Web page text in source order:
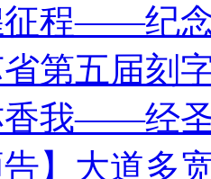
征程——纪
第五届刻
香我——经
告】大道